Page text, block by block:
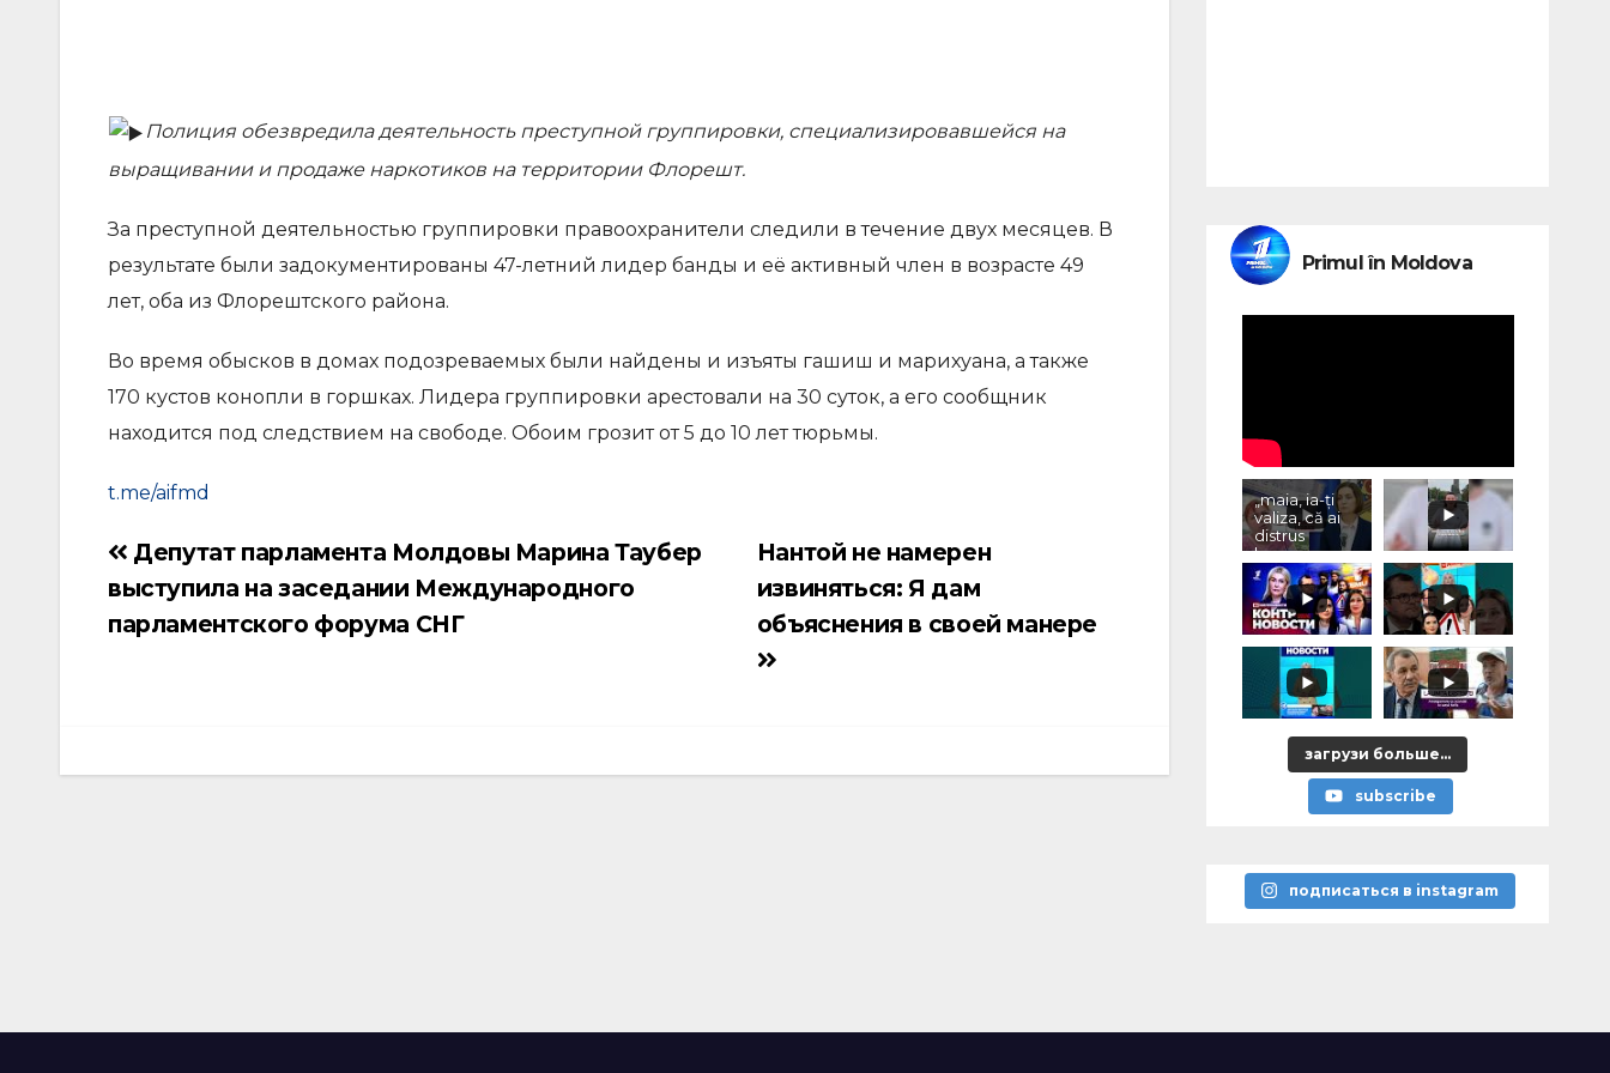
Полиция обезвредила деятельность преступной группировки, специализировавшейся на
выращивании и продаже наркотиков на территории Флорешт.
За преступной деятельностью группировки правоохранители следили в течение двух месяцев. В
результате были задокументированы 47-летний лидер банды и её активный член в возрасте 49
лет, оба из Флорештского района.
Во время обысков в домах подозреваемых были найдены и изъяты гашиш и марихуана, а также
170 кустов конопли в горшках. Лидера группировки арестовали на 30 суток, а его сообщник
находится под следствием на свободе. Обоим грозит от 5 до 10 лет тюрьмы.
t.me/aifmd
Навигация
по
Нантой не намерен
извиняться: Я дам
объяснения в своей манере
Депутат парламента Молдовы Марина Таубер
выступила на заседании Международного
парламентского форума СНГ
Primul în Moldova
„maia, ia-ți
valiza, că ai
distrus
lumea, cu
«vremurile
astea bune”
загрузи больше...
subscribe
подписаться в instagram